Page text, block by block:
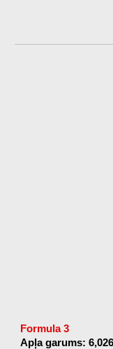
Formula 3
Apļa garums: